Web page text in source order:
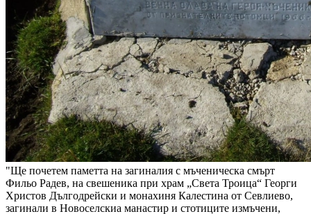
"Ще почетем паметта на загиналия с мъченическа смърт
Фильо Радев, на свешеника при храм „Света Троица“ Георги
Христов Дългодрейски и монахиня Калестина от Севлиево,
загинали в Новоселскиа манастир и стотиците измъчени,